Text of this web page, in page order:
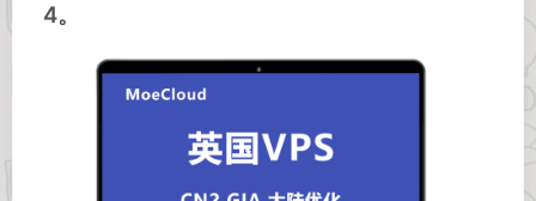
4。